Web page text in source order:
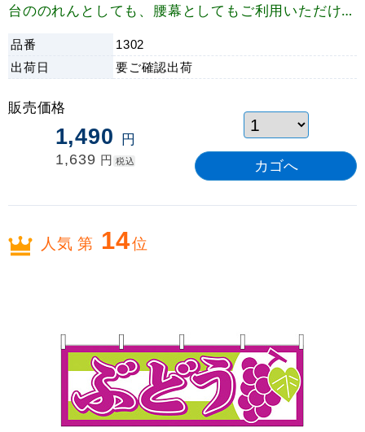
台ののれんとしても、腰幕としてもご利用いただけま
品番 1302
出荷日 要ご確認出荷
販売価格
1,490 円
1,639 円 税込
人気 第 14位